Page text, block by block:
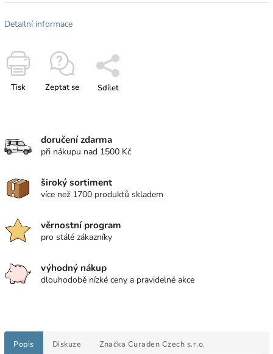
Detailní informace
Tisk Zeptat se Sdílet
doručení zdarma
při nákupu nad 1500 Kč
široký sortiment
více než 1700 produktů skladem
věrnostní program
pro stálé zákazníky
výhodný nákup
dlouhodobě nízké ceny a pravidelné akce
Popis Diskuze Značka Curaden Czech s.r.o.